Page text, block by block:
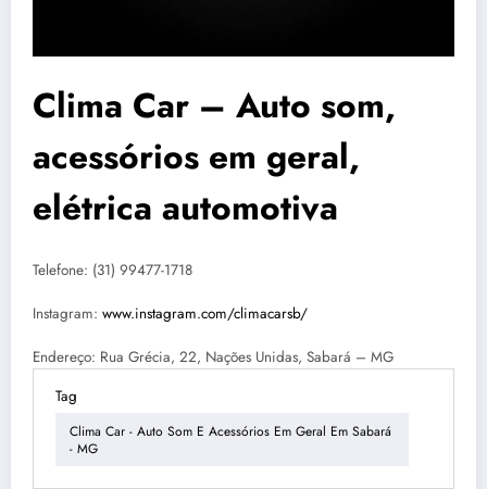
Clima Car – Auto som,
acessórios em geral,
elétrica automotiva
Telefone: (31) 99477-1718
Instagram: www.instagram.com/climacarsb/
Endereço: Rua Grécia, 22, Nações Unidas, Sabará – MG
Tag
Clima Car - Auto Som E Acessórios Em Geral Em Sabará
- MG